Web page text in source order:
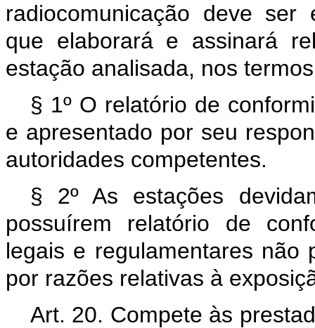
radiocomunicação deve ser
que elaborará e assinará
estação analisada, nos
§ 1º O relatório de
e apresentado por seu
autoridades competentes.
§ 2º As estações
possuírem relatório de
legais e regulamentares não
por razões relativas à
Art. 20. Compete às